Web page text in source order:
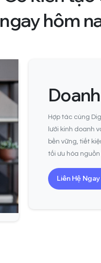
ngayhôm
Hợp tác cùng
lưới kinh doanh
bền vững, tiết
tối ưu hóa nguồn
Liên Hệ Ngay